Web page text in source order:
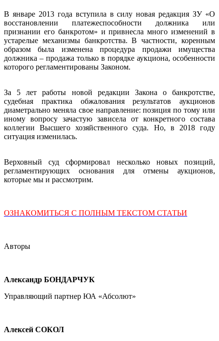
В январе 2013 года вступила в силу новая редакция ЗУ «О
восстановлении платежеспособности должника или
признании его банкротом» и привнесла много изменений в
устарелые механизмы банкротства. В частности, коренным
образом была изменена процедура продажи имущества
должника – продажа только в порядке аукциона, особенности
которого регламентированы Законом.
За 5 лет работы новой редакции Закона о банкротстве,
судебная практика обжалования результатов аукционов
диаметрально меняла свое направление: позиция по тому или
иному вопросу зачастую зависела от конкретного состава
коллегии Высшего хозяйственного суда. Но, в 2018 году
ситуация изменилась.
Верховный суд сформировал несколько новых позиций,
регламентирующих основания для отмены аукционов,
которые мы и рассмотрим.
ОЗНАКОМИТЬСЯ С ПОЛНЫМ ТЕКСТОМ СТАТЬИ
Авторы
Александр БОНДАРЧУК
Управляющий партнер ЮА «Абсолют»
Алексей СОКОЛ